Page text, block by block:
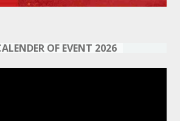
OF EVENT 2026